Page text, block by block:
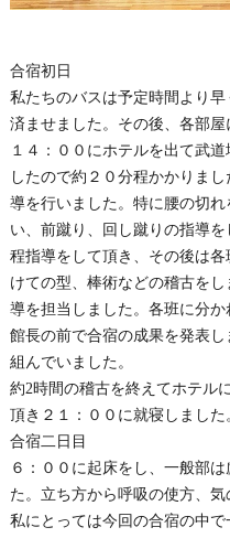
合宿初日
私たちのバスは予定時間より
済ませました。その後、各部屋
１４：００にホテルを出て武
したので約２０分程かかりま
導を行いました。特に腰の切
い、前蹴り、回し蹴りの指導
程指導をして頂き、その後は
けての型、棒術などの稽古を
導を担当しました。各班に分
館長の前で合宿の成果を発表
組んでいました。
約2時間の稽古を終えてホテル
頂き２１：００に就寝しました
合宿二日目
６：００に起床をし、一般部
た。立ち方から呼吸の使方、気
私にとっては今回の合宿の中